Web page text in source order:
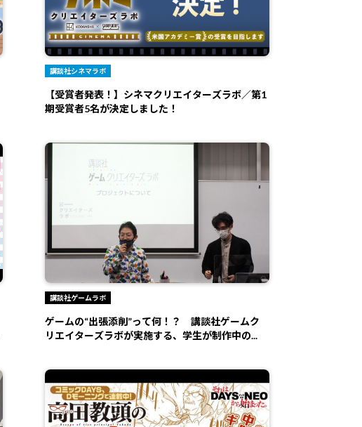
講談社シネマラボ
【受賞者発表！】シネマクリエイターズラボ／第1
期受賞者5名が決定しました！
講談社ゲームラボ
ゲームの“出張添削”って何！？ 講談社ゲームク
リエイターズラボが実施する、学生が制作中の...